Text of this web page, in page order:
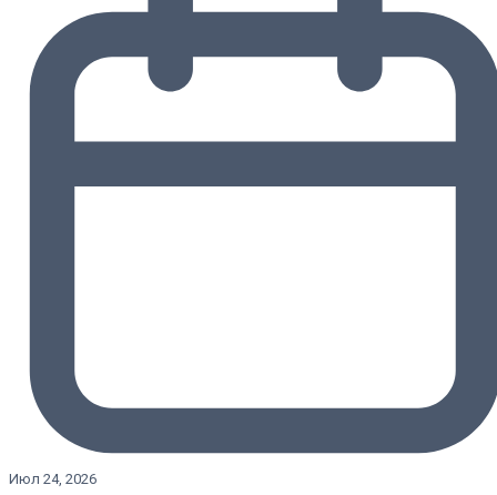
Июл 24, 2026